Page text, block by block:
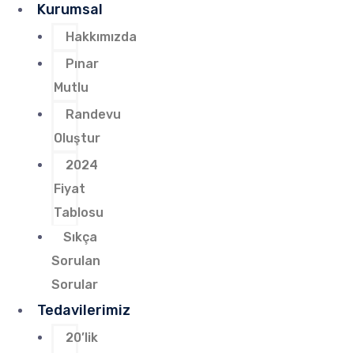
Kurumsal
Hakkımızda
Pınar
Mutlu
Randevu
Oluştur
2024
Fiyat
Tablosu
Sıkça
Sorulan
Sorular
Tedavilerimiz
20’lik